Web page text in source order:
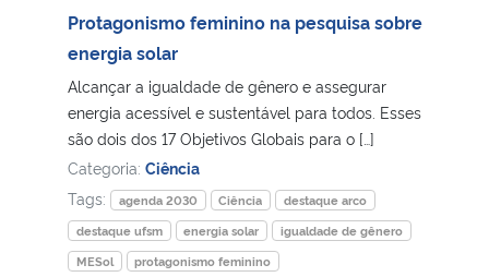
Ministério da Mulher, da Família e dos Direitos Humanos
Secretaria-Geral
Secretaria de Governo
Gabinete de Segurança Institucional
Advocacia-Geral da União
Protagonismo feminino na pesquisa sobre
energia solar
Alcançar a igualdade de gênero e assegurar
energia acessível e sustentável para todos. Esses
são dois dos 17 Objetivos Globais para o […]
Categoria: Ciência
Tags:
agenda 2030 Ciência
destaque arco
destaque ufsm
energia solar
igualdade de gênero
MESol
protagonismo feminino